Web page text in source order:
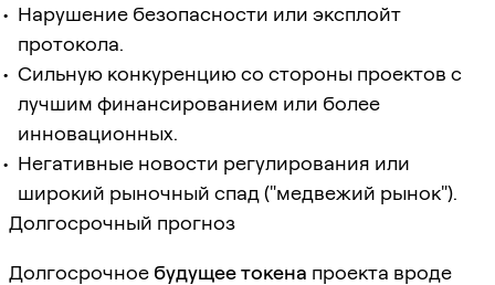
Нарушение безопасности или эксплойт
протокола.
Сильную конкуренцию со стороны проектов с
лучшим финансированием или более
инновационных.
Негативные новости регулирования или
широкий рыночный спад ("медвежий рынок").
Долгосрочный прогноз
Долгосрочное будущее токена проекта вроде